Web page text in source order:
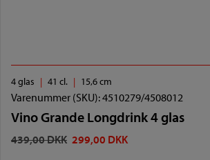
4 glas 41 cl. 15,6 cm
Varenummer (SKU):4510279/4508012
Vino Grande Longdrink 4 glas
439,00DKK DEN
299,00 DKKDEN